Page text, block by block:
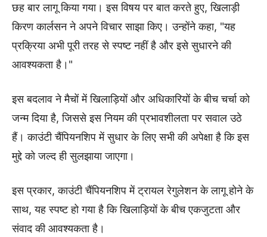
छह बार लागू किया गया। इस विषय पर बात करते हुए, खिलाड़ी
किरण कार्लसन ने अपने विचार साझा किए। उन्होंने कहा, "यह
प्रक्रिया अभी पूरी तरह से स्पष्ट नहीं है और इसे सुधारने की
आवश्यकता है।"
इस बदलाव ने मैचों में खिलाड़ियों और अधिकारियों के बीच चर्चा को
जन्म दिया है, जिससे इस नियम की प्रभावशीलता पर सवाल उठे
हैं। काउंटी चैंपियनशिप में सुधार के लिए सभी की अपेक्षा है कि इस
मुद्दे को जल्द ही सुलझाया जाएगा।
इस प्रकार, काउंटी चैंपियनशिप में ट्रायल रेगुलेशन के लागू होने के
साथ, यह स्पष्ट हो गया है कि खिलाड़ियों के बीच एकजुटता और
संवाद की आवश्यकता है।